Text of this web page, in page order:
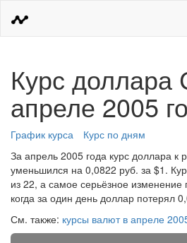
Курс
апреле 2005
График курса
Курс по дням
За апрель 2005 года курс доллара к
уменьшился на 0,0822 руб. за $1.
из 22, а самое серьёзное
когда за один день доллар потерял
См. также: курсы валют в апреле